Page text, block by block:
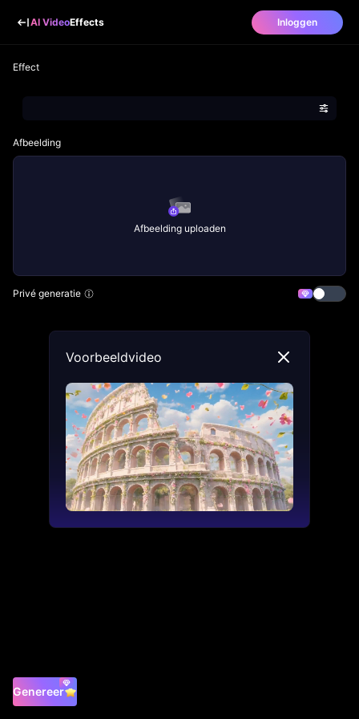
AI VideoEffects Inloggen
Effect
Afbeelding
Afbeelding uploaden
Privé generatie
Genereer
Voorbeeldvideo